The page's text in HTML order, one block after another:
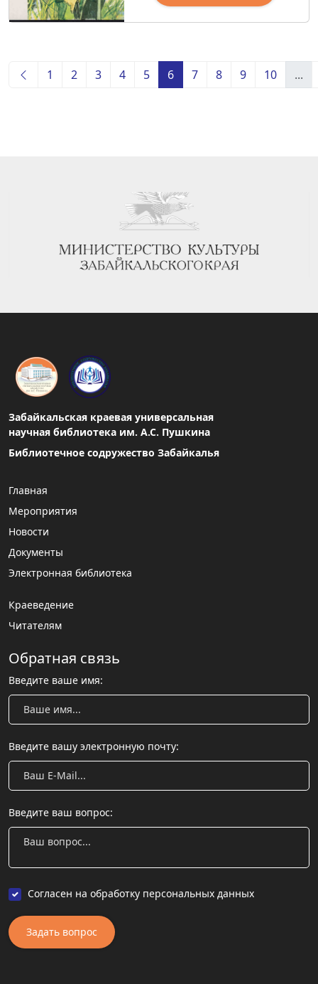
1 2 3 4 5 6 7 8 9 10 ...
Забайкальская краевая универсальная
научная библиотека им. А.С. Пушкина
Библиотечное содружество Забайкалья
Главная
Мероприятия
Новости
Документы
Электронная библиотека
Краеведение
Читателям
Обратная связь
Введите ваше имя:
Введите вашу электронную почту:
Введите ваш вопрос:
Согласен на обработку персональных данных
Задать вопрос